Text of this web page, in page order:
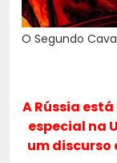
O Segundo
A Rússia
especial na
um